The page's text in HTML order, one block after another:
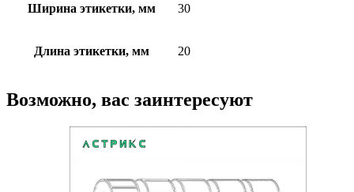
Ширина этикетки, мм 30
Длина этикетки, мм 20
Возможно, вас заинтересуют